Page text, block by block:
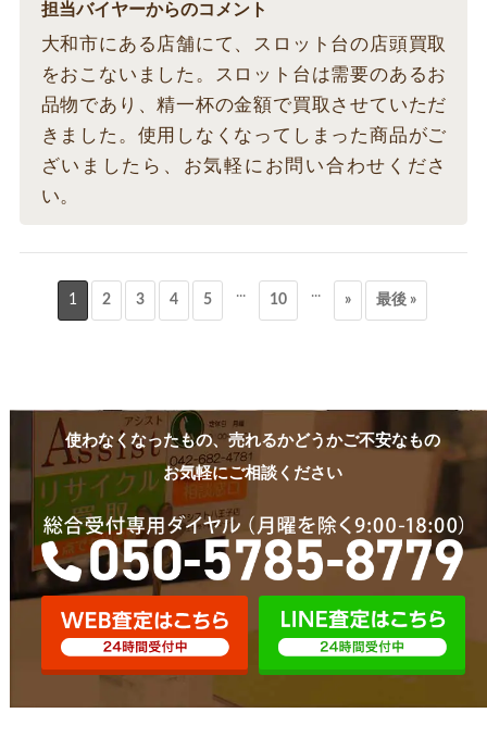
担当バイヤーからのコメント
大和市にある店舗にて、スロット台の店頭買取
をおこないました。スロット台は需要のあるお
品物であり、精一杯の金額で買取させていただ
きました。使用しなくなってしまった商品がご
ざいましたら、お気軽にお問い合わせくださ
い。
1 2 3 4 5 ... 10 ... » 最後 »
使わなくなったもの、売れるかどうかご不安なもの
お気軽にご相談ください